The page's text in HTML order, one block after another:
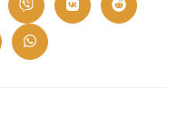
Opens
in
a
new
window
Opens
in
Opens
in
Opens
in